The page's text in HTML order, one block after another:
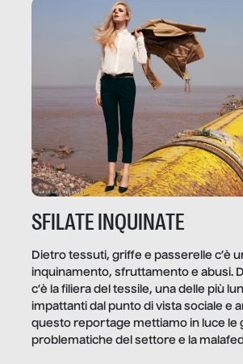
trae un guadagno. In questo
quale e come.
SFILATE INQUINATE
Dietro tessuti, griffe e passerelle c’è
inquinamento, sfruttamento e abusi.
c’è la filiera del tessile, una delle più
impattanti dal punto di vista sociale e
questo reportage mettiamo in luce le
problematiche del settore e la